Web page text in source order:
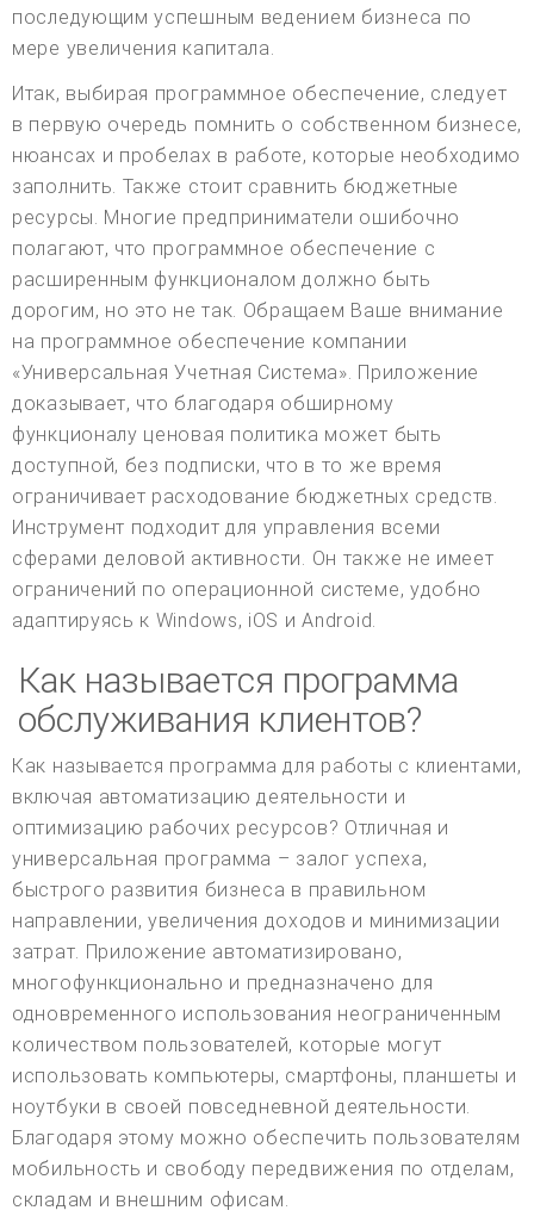
последующим успешным ведением бизнеса по
мере увеличения капитала.
Итак, выбирая программное обеспечение, следует
в первую очередь помнить о собственном бизнесе,
нюансах и пробелах в работе, которые необходимо
заполнить. Также стоит сравнить бюджетные
ресурсы. Многие предприниматели ошибочно
полагают, что программное обеспечение с
расширенным функционалом должно быть
дорогим, но это не так. Обращаем Ваше внимание
на программное обеспечение компании
«Универсальная Учетная Система». Приложение
доказывает, что благодаря обширному
функционалу ценовая политика может быть
доступной, без подписки, что в то же время
ограничивает расходование бюджетных средств.
Инструмент подходит для управления всеми
сферами деловой активности. Он также не имеет
ограничений по операционной системе, удобно
адаптируясь к Windows, iOS и Android.
Как называется программа
обслуживания клиентов?
Как называется программа для работы с клиентами,
включая автоматизацию деятельности и
оптимизацию рабочих ресурсов? Отличная и
универсальная программа – залог успеха,
быстрого развития бизнеса в правильном
направлении, увеличения доходов и минимизации
затрат. Приложение автоматизировано,
многофункционально и предназначено для
одновременного использования неограниченным
количеством пользователей, которые могут
использовать компьютеры, смартфоны, планшеты и
ноутбуки в своей повседневной деятельности.
Благодаря этому можно обеспечить пользователям
мобильность и свободу передвижения по отделам,
складам и внешним офисам.